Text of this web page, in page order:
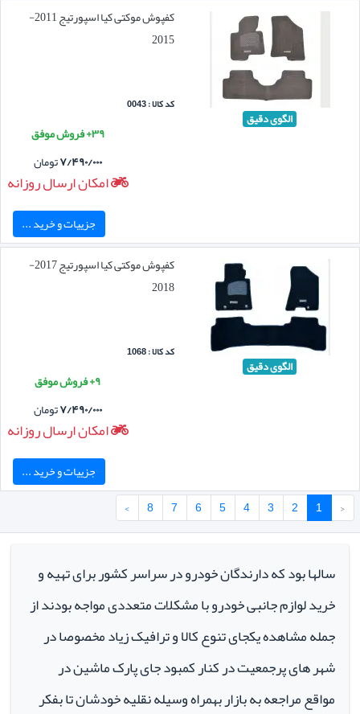
الگوی دقیق
کفپوش موکتی کیا اسپورتیج 2011-
2015
کد کالا : 0043
۳۹+ فروش موفق
۷/۴۹۰/۰۰۰تومان
امکان ارسال روزانه
جزییات و خرید ...
الگوی دقیق
کفپوش موکتی کیا اسپورتیج 2017-
2018
کد کالا : 1068
۹+ فروش موفق
۷/۴۹۰/۰۰۰تومان
امکان ارسال روزانه
جزییات و خرید ...
‹
1
2
3
4
5
6
7
8
›
سالها بود که دارندگان خودرو در سراسر کشور برای تهیه و
خرید لوازم جانبی خودرو با مشکلات متعددی مواجه بودند از
جمله مشاهده یکجای تنوع کالا و ترافیک زیاد مخصوصا در
شهر های پرجمعیت در کنار کمبود جای پارک ماشین در
مواقع مراجعه به بازار بهمراه وسیله نقلیه خودشان تا بفکر